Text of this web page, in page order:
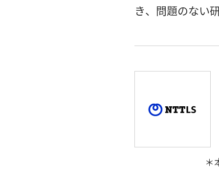
き、問題のない
＊